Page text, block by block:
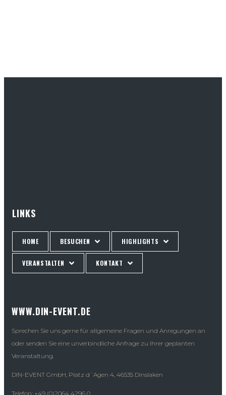
LINKS
HOME BESUCHEN HIGHLIGHTS
VERANSTALTEN KONTAKT
WWW.DIN-EVENT.DE
Sprechen Sie uns gerne für allgemeine Fragen und Anregungen an
oder senden Sie eine unverbindliche Anfrage zu Ihrer geplanten
Veranstaltung.
DIN-EVENT GmbH, Platz d´Agen 4, 46535 Dinslaken
Telefon: +49 (0)2064 4296 0